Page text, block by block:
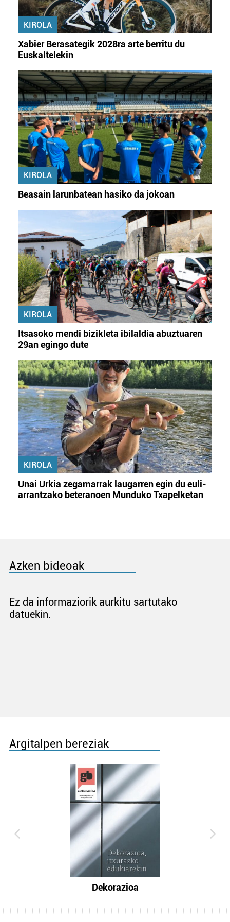
KIROLA
Xabier Berasategik 2028ra arte berritu du
Euskaltelekin
KIROLA
Beasain larunbatean hasiko da jokoan
KIROLA
Itsasoko mendi bizikleta ibilaldia abuztuaren
29an egingo dute
KIROLA
Unai Urkia zegamarrak laugarren egin du euli-
arrantzako beteranoen Munduko Txapelketan
Azken bideoak
Ez da informaziorik aurkitu sartutako
datuekin.
Argitalpen bereziak
Dekorazioa